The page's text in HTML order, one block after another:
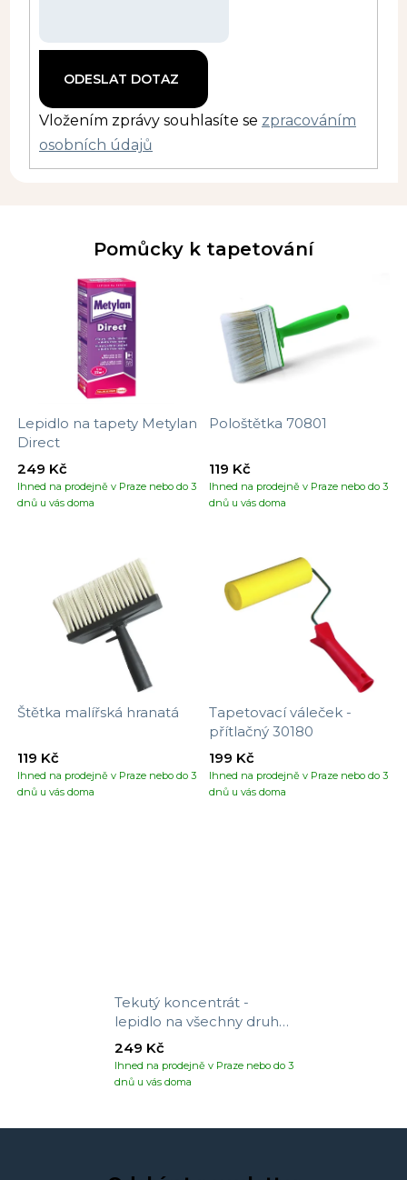
Vložením zprávy souhlasíte se zpracováním
osobních údajů
Pomůcky k tapetování
Lepidlo na tapety Metylan
Direct
Ihned na prodejně v Praze nebo do 3
dnů u vás doma
249 Kč
Pološtětka 70801
Ihned na prodejně v Praze nebo do 3
dnů u vás doma
119 Kč
Štětka malířská hranatá
Ihned na prodejně v Praze nebo do 3
dnů u vás doma
119 Kč
Tapetovací váleček -
přítlačný 30180
Ihned na prodejně v Praze nebo do 3
dnů u vás doma
199 Kč
Tekutý koncentrát -
lepidlo na všechny druhy
tapet
Ihned na prodejně v Praze nebo do 3
dnů u vás doma
249 Kč